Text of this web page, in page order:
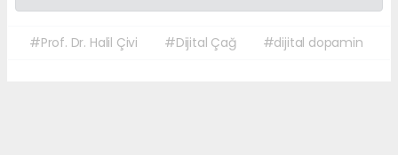
#Prof. Dr. Halil Çivi #Dijital Çağ #dijital dopamin